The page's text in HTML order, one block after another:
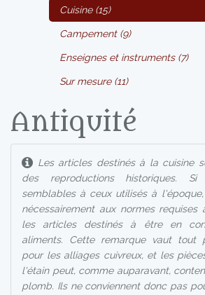
Cuisine (15)
Campement (9)
Enseignes et instruments (7)
Sur mesure (11)
Antiquité
Les articles destinés à la cuisine
des reproductions historiques.
semblables à ceux utilisés à
nécessairement aux normes requises
les articles destinés à être en
aliments. Cette remarque vaut tout
pour les alliages cuivreux, et les
l'étain peut, comme auparavant,
plomb. Ils ne conviennent donc pas